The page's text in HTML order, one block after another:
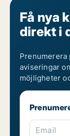
Få nya
direkt i
Prenumerera
aviseringar
möjligheter
Email